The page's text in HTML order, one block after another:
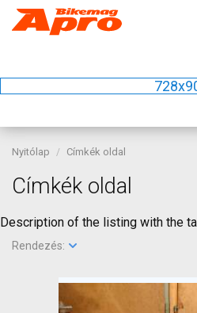
Nyitólap Címkék oldal
Címkék oldal
Description of the listing with the
Rendezés: